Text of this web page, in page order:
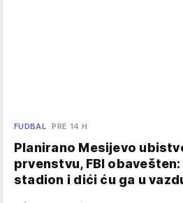
FUDBAL PRE 14 H
Planirano Mesijevo
prvenstvu, FBI obavešten:
stadion i dići ću ga u